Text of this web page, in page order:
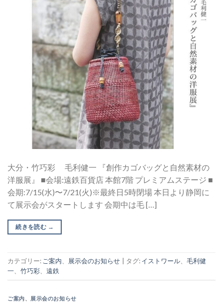
大分・竹巧彩 毛利健一 『創作カゴバッグと自然素材の
洋服展』 ■会場:遠鉄百貨店 本館7階 プレミアムステージ ■
会期:7/15(水)〜7/21(火)※最終日5時閉場 本日より静岡に
て展示会がスタートします 会期中は毛 […]
続きを読む →
カテゴリー:ご案内、 展示会のお知らせ タグ:イストワール、 毛利健
一、 竹巧彩、 遠鉄
ご案内、 展示会のお知らせ